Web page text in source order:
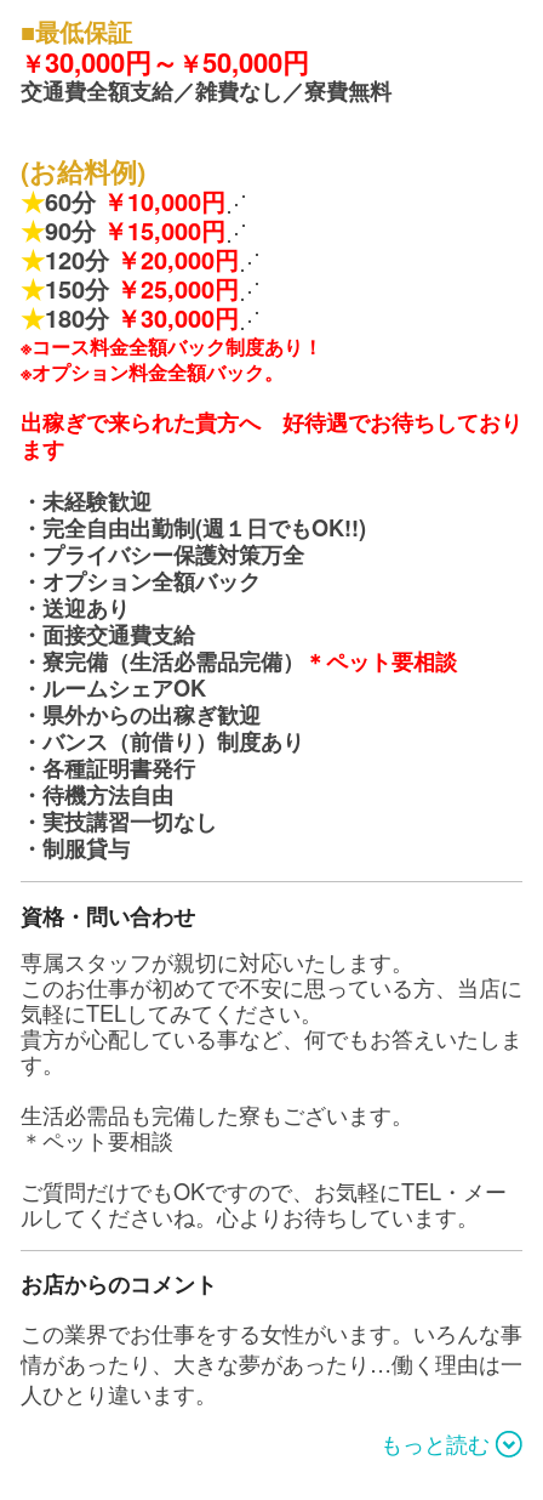
■最低保証
￥30,000円～ ￥50,000円
交通費全額支給／雑費なし／寮費無料
(お給料例)
★60分 ￥10,000円 ⋰
★90分 ￥15,000円 ⋰
★120分 ￥20,000円 ⋰
★150分 ￥25,000円 ⋰
★180分 ￥30,000円 ⋰
※コース料金全額バック制度あり！
※オプション料金全額バック。
出稼ぎで来られた貴方へ 好待遇でお待ちしており
ます
・未経験歓迎
・完全自由出勤制(週１日でもOK!!)
・プライバシー保護対策万全
・オプション全額バック
・送迎あり
・面接交通費支給
・寮完備（生活必需品完備）
＊ペット要相談
・ルームシェアOK
・県外からの出稼ぎ歓迎
・バンス（前借り）制度あり
・各種証明書発行
・待機方法自由
・実技講習一切なし
・制服貸与
資格・問い合わせ
専属スタッフが親切に対応いたします。
このお仕事が初めてで不安に思っている方、当店に
気軽にTELしてみてください。
貴方が心配している事など、何でもお答えいたしま
す。
生活必需品も完備した寮もございます。
＊ペット要相談
ご質問だけでもOKですので、お気軽にTEL・メー
ルしてくださいね。心よりお待ちしています。
お店からのコメント
この業界でお仕事をする女性がいます。いろんな事
情があったり、大きな夢があったり…働く理由は一
人ひとり違います。
一人ひとりに応じたサポート体
もっと読む